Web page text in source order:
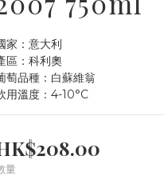
家：意大利
區：科利奧
萄品種：白蘇維翁
用溫度：4-10°C
量